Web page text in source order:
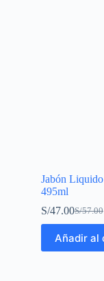
Jabón
495ml
S/57.00
S/47.00
Añadir al